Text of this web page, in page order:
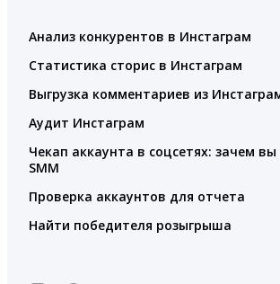
Анализ конкурентов в Инстаграм
Статистика сторис в Инстаграм
Выгрузка комментариев из
Аудит Инстаграм
Чекап аккаунта в соцсетях: зачем
SMM
Проверка аккаунтов для отчета
Найти победителя розыгрыша